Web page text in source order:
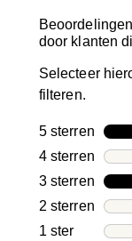
door klanten
Selecteer
filteren.
5 sterren sterren
4 sterren sterren
3 sterren sterren
2 sterren sterren
1 ster sterren